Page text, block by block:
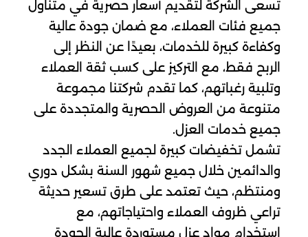
تسعى الشركة لتقديم أسعار حصرية في متناول
جميع فئات العملاء، مع ضمان جودة عالية
وكفاءة كبيرة للخدمات، بعيدًا عن النظر إلى
الربح فقط، مع التركيز على كسب ثقة العملاء
وتلبية رغباتهم، كما تقدم شركتنا مجموعة
متنوعة من العروض الحصرية والمتجددة على
جميع خدمات العزل.
تشمل تخفيضات كبيرة لجميع العملاء الجدد
والدائمين خلال جميع شهور السنة بشكل دوري
ومنتظم، حيث تعتمد على طرق تسعير حديثة
تراعي ظروف العملاء واحتياجاتهم، مع
استخدام مواد عزل مستوردة عالية الجودة